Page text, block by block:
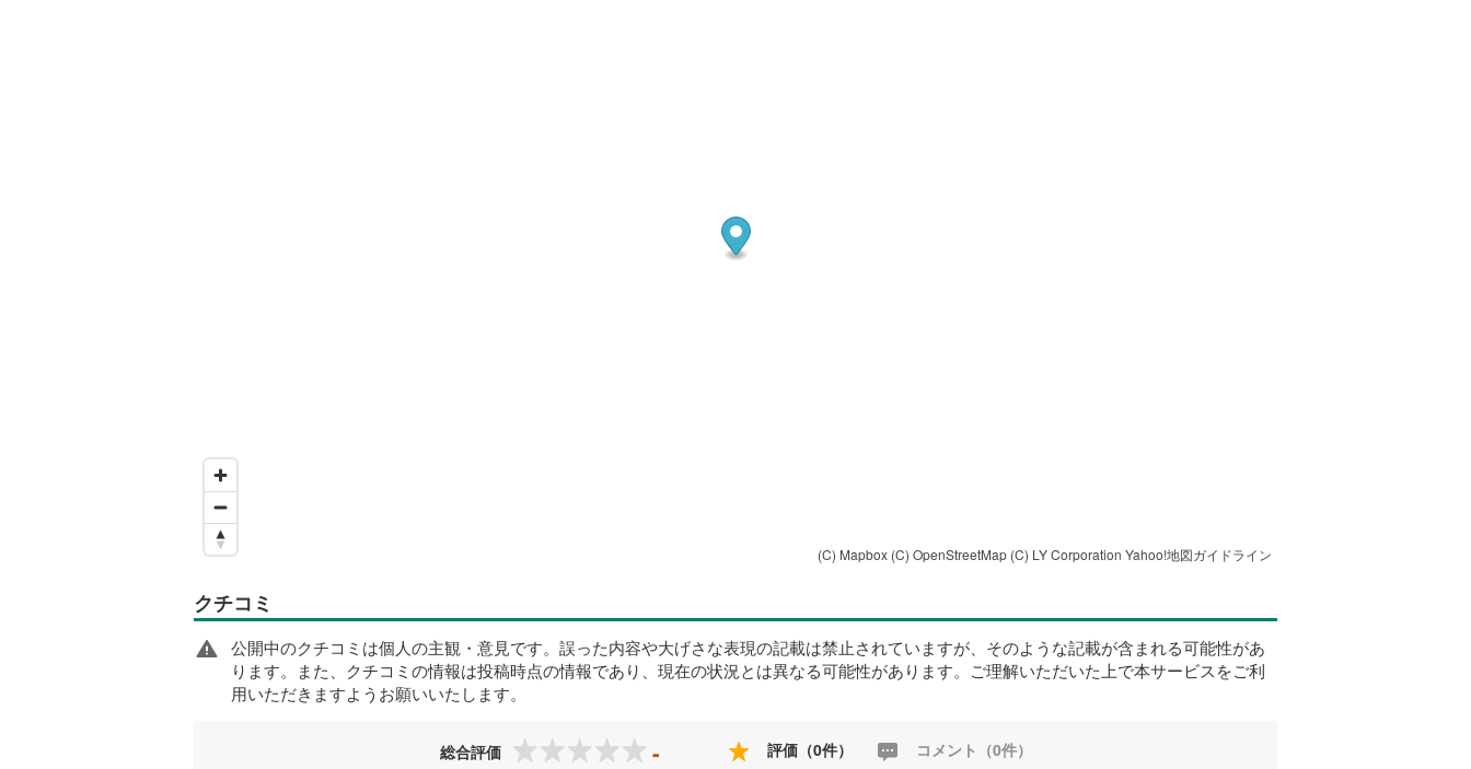
(C) Mapbox (C) OpenStreetMap (C) LY Corporation Yahoo!地図ガイドライン
クチコミ
公開中のクチコミは個人の主観・意見です。誤った内容や大げさな表現の記載は禁止されていますが、そのような記載が含まれる可能性があ
ります。また、クチコミの情報は投稿時点の情報であり、現在の状況とは異なる可能性があります。ご理解いただいた上で本サービスをご利
用いただきますようお願いいたします。
総合評価 - 評価（0件） コメント（0件）